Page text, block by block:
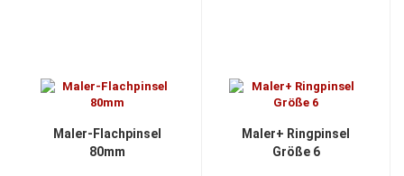
Maler-Flachpinsel
80mm
Maler+ Ringpinsel
Größe 6